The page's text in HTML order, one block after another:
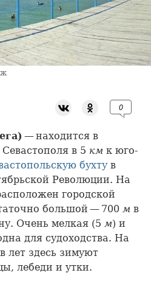
0
— находится в
в 5 км к юго-
бухтув
Революции. На
городской
большой — 700 м в
Очень мелкая (5 м) и
для судоходства. На
лет здесь зимуют
лебеди и утки.